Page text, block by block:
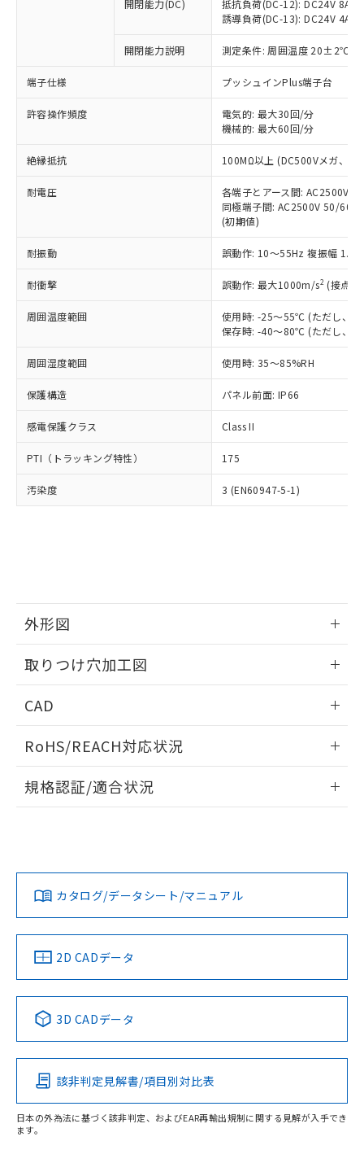
開閉能力(DC)
抵抗負荷(DC-12): DC24V 8A/
誘導負荷(DC-13): DC24V 4A/
開閉能力説明 測定条件: 周囲温度 20±2℃、
端子仕様 プッシュインPlus端子台
許容操作頻度
電気的: 最大30回/分
機械的: 最大60回/分
絶縁抵抗 100MΩ以上 (DC500Vメガ、点
耐電圧
各端子とアース間: AC2500V
同極端子間: AC2500V 50/
(初期値)
耐振動 誤動作: 10～55Hz 複振幅
耐衝撃 誤動作: 最大1000m/s2 (接点
周囲温度範囲
使用時: -25～55℃ (ただし、氷
保存時: -40～80℃ (ただし、氷
周囲湿度範囲 使用時: 35～85%RH
保護構造 パネル前面: IP66
感電保護クラス Class II
PTI（トラッキング特性） 175
汚染度 3 (EN60947-5-1)
外形図
取りつけ穴加工図
CAD
ドすることができます。
ログイン/会員登録
ダウンロードデータをご利用いただく前に、以下を必ずお読
みください。
ソフトウェアの使用条件
RoHS/REACH対応状況
EU RoHS 注意事項・凡例
対応済み
中国 RoHS 注意事項・凡例
Pb Hg Cd Cr(VI)
O
規格認証/適合状況
カタログ/データシート/マニュアル
2D CADデータ
3D CADデータ
該非判定見解書/項目別対比表
日本の外為法に基づく該非判定、およびEAR再輸出規制に関する見解が入手でき
ます。
ことをご了承ください。
在庫状況および標準価格照会結果は、
記載している更新日時点での社内デー
タに基づき作成されるものであり、閲
覧された時点での実際の在庫および標
準価格とは異なる場合があることをご
正式な納期状況および標準価格はお客
様のお取引先、またはお客様担当のオ
ムロン制御機器販売店・当社販売員に
オムロン制御機器販売店や当社販売拠
販売ネットワーク
」をご確認
在庫状況および標準価格結果を当社の
事前の承諾なく第三者に漏洩または開
示しないようお願いします。
マイパーツ機能（部品リスト作成サー
ビス）をご利用いただくには、I-Web
メンバーズにご登録されている必要が
お客様が当ウェブサイト上で当社にご
登録された部品リストについて、当社
および当社の共同利用者が、当社の製
品・サービスに関するお客様との取
引・商談に必要な範囲で利用すること
をご了承ください。
※当社の共同利用者とは、"個人情報
の「1.共同利
用者の範囲」に記載されている法人を
むを得ず変更することがあります。
*EU RoHS指令（10物質）：
鉛(Pb) 1000ppm以下、 水銀(Hg) 1000ppm以下、 カド
ミウム(Cd) 100ppm以下、
六価クロム(Cr(Ⅵ)) 1000ppm以下、ポリ臭化ビフェニル
類(PBB) 1000ppm以下、ポリ臭化ジフェニルエーテル類
(PBDE) 1000ppm以下、フタル酸ビス(2-エチルヘキシ
ル) (DEHP)(別名：DOP) 1000ppm以下、フタル酸ブチ
(DIBP) 1000ppm以下
但し、RoHS指令で産業用監視および制御機器に対する
フタル酸エステル類の４物質については閾値を超える意
図的な使用がないことを確認しています。
部品在庫の切り替え状況などにより、予定
月が前後することがあります。
※3 非含有証明書ダウンロード
下記の非含有証明書をダウンロードするこ
とができます。
EU RoHS指令（10物質）の非含有証明書
51物質の非含有証明書（当社基準）
※本証明書は発行日時点で非含有を証明す
欄に対応日を記載しておりました。
既に当社にて対応品への在庫切替を完了
り、2022年1月12日より割愛しておりま
す。
「－」：未確認です。当社販売部門へお問
*中国RoHS10物質の基準値 (GB/T26572)：
Pb(鉛) :1000ppm、 Hg(水銀) : 1000ppm、 Cd(カドミウ
ニル類) : 1000ppm、 PBDEs(ポリ臭化ジフェニルエーテ
DBP(フタル酸ジブチル) : 1000ppm、 DIBP(フタル酸ジ
イソブチル) : 1000ppm、 BBP(フタル酸ブチルベンジ
ル) : 1000ppm、
DEHP(フタル酸ビス(2-エチルヘキシル)) : 1000ppm
「ｅ」：有害物質（10物質）のすべてが基
準値以下であることを示します。
「10」：通常の使用状況下において有害物
質が外部に漏えいし、環境に深刻な影響を
及ぼさない年数を意味します。
「－」：未確認です。当社販売部門へお問
い合わせください。
当社は、これら貴社製品のうち、外国
為替および外国貿易法に定める商品
（以下｢規制貨物等」という）を輸出
または国外への提供する場合は、日本
国政府の輸出許可(または役務取引許
可)を取得するなどの必要な手続きを
当社は規制貨物を破棄する場合は、完
全に破砕するなど、違法に輸出されな
いよう必要な手段を講じます。
当社は貴社製品を、核兵器、ミサイ
ル、化学兵器、生物兵器またはその他
武器並びにこれらの製造装置等に一切
当社は、貴社製品を第三者に販売する
場合は、上記1、2および3の内容を当
該第三者に通知します。また当社は、
販売先および販売に係わる関係者が違
法に輸出するおそれがある場合は、取
り引きをいたしません。
○ 一定数以上の在庫あり
一定数には満たないが在庫あり
在庫なし(最新の在庫状況につ
いては、お客様のお取引先、ま
たはお客様担当のオムロン制御
機器販売店・当社販売員にご確
白
受注生産機種、また在庫状況の
情報を公開していない機種